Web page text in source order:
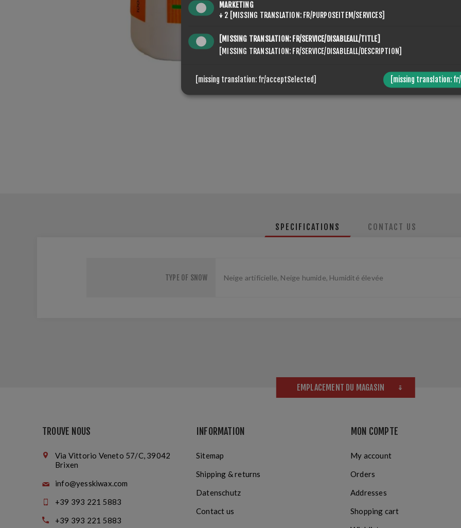
SPECIFICATIONS CONTACT US
TYPE OF SNOW Neige artificielle, Neige humide, Humidité élevée
EMPLACEMENT DU MAGASIN
TROUVE NOUS
Via Vittorio Veneto 57/C, 39042
Brixen
info@yesskiwax.com
+39 393 221 5883
+39 393 221 5883
INFORMATION
Sitemap
Shipping & returns
Datenschutz
Contact us
MON COMPTE
My account
Orders
Addresses
Shopping cart
MARKETING
↓ 2 [MISSING TRANSLATION: FR/PURPOSEITEM/SERVICES]
[MISSING TRANSLATION: FR/SERVICE/DISABLEALL/TITLE]
[MISSING TRANSLATION: FR/SERVICE/DISABLEALL/DESCRIPTION]
[missing translation: fr/acceptSelected] [missing translation: